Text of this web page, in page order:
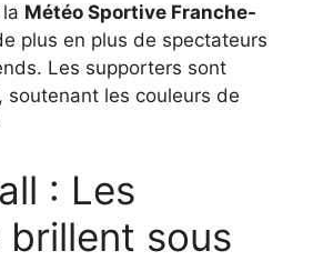
Météo Sportive Franche-
plus en plus de spectateurs
Les supporters sont
soutenant les couleurs de
: Les
brillent sous